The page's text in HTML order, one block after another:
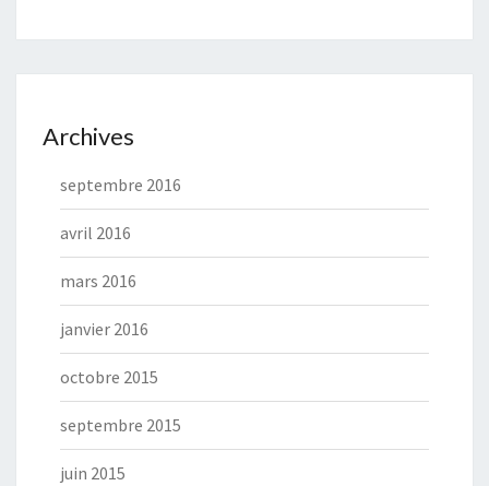
Archives
septembre 2016
avril 2016
mars 2016
janvier 2016
octobre 2015
septembre 2015
juin 2015